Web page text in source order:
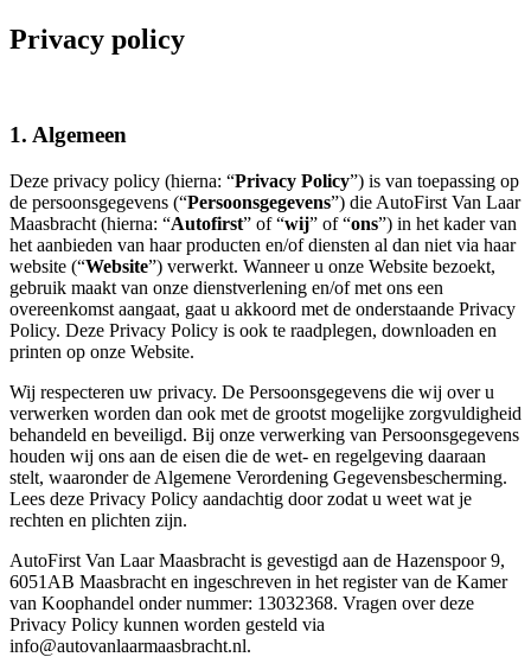
Privacy policy
1. Algemeen
Deze privacy policy (hierna: “Privacy Policy”) is van toepassing op
de persoonsgegevens (“Persoonsgegevens”) die AutoFirst Van Laar
Maasbracht (hierna: “Autofirst” of “wij” of “ons”) in het kader van
het aanbieden van haar producten en/of diensten al dan niet via haar
website (“Website”) verwerkt. Wanneer u onze Website bezoekt,
gebruik maakt van onze dienstverlening en/of met ons een
overeenkomst aangaat, gaat u akkoord met de onderstaande Privacy
Policy. Deze Privacy Policy is ook te raadplegen, downloaden en
printen op onze Website.
Wij respecteren uw privacy. De Persoonsgegevens die wij over u
verwerken worden dan ook met de grootst mogelijke zorgvuldigheid
behandeld en beveiligd. Bij onze verwerking van Persoonsgegevens
houden wij ons aan de eisen die de wet- en regelgeving daaraan
stelt, waaronder de Algemene Verordening Gegevensbescherming.
Lees deze Privacy Policy aandachtig door zodat u weet wat je
rechten en plichten zijn.
AutoFirst Van Laar Maasbracht is gevestigd aan de Hazenspoor 9,
6051AB Maasbracht en ingeschreven in het register van de Kamer
van Koophandel onder nummer: 13032368. Vragen over deze
Privacy Policy kunnen worden gesteld via
info@autovanlaarmaasbracht.nl.